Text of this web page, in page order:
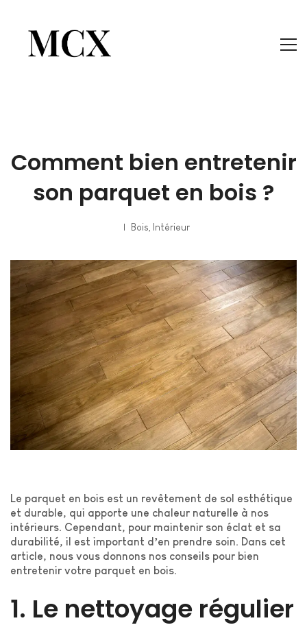
Comment bien entretenir
son parquet en bois ?
Bois Intérieur
Le parquet en bois est un revêtement de sol esthétique
et durable, qui apporte une chaleur naturelle à nos
intérieurs. Cependant, pour maintenir son éclat et sa
durabilité, il est important d’en prendre soin. Dans cet
article, nous vous donnons nos conseils pour bien
entretenir votre parquet en bois.
1. Le nettoyage régulier